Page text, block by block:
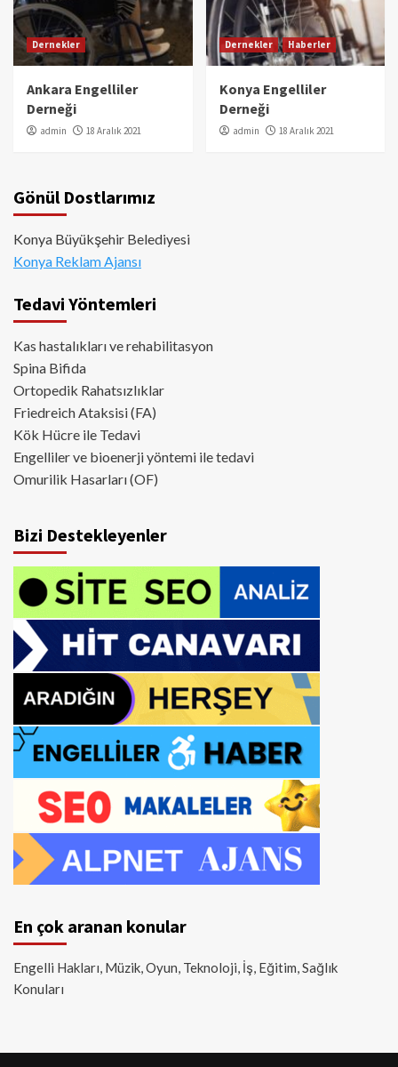
Dernekler
Ankara Engelliler
Derneği
admin 18 Aralık 2021
Dernekler Haberler
Konya Engelliler
Derneği
admin 18 Aralık 2021
Gönül Dostlarımız
Konya Büyükşehir Belediyesi
Konya Reklam Ajansı
Tedavi Yöntemleri
Kas hastalıkları ve rehabilitasyon
Spina Bifida
Ortopedik Rahatsızlıklar
Friedreich Ataksisi (FA)
Kök Hücre ile Tedavi
Engelliler ve bioenerji yöntemi ile tedavi
Omurilik Hasarları (OF)
Bizi Destekleyenler
En çok aranan konular
Engelli Hakları, Müzik, Oyun, Teknoloji, İş, Eğitim, Sağlık
Konuları